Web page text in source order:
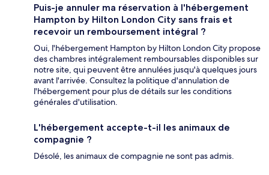
Puis-je annuler ma réservation à l'hébergement
Hampton by Hilton London City sans frais et
recevoir un remboursement intégral ?
Oui, l'hébergement Hampton by Hilton London City propose
des chambres intégralement remboursables disponibles sur
notre site, qui peuvent être annulées jusqu'à quelques jours
avant l'arrivée. Consultez la politique d'annulation de
l'hébergement pour plus de détails sur les conditions
générales d'utilisation.
L'hébergement accepte-t-il les animaux de
compagnie ?
Désolé, les animaux de compagnie ne sont pas admis.